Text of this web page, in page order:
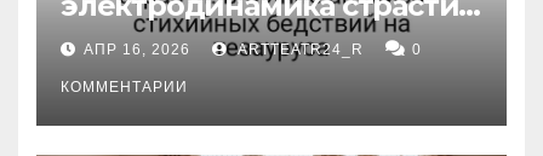
влияние анализа
стихийных бедствий на
тезауруса
АПР 16, 2026 ARTTEATR24_R 0
КОММЕНТАРИИ